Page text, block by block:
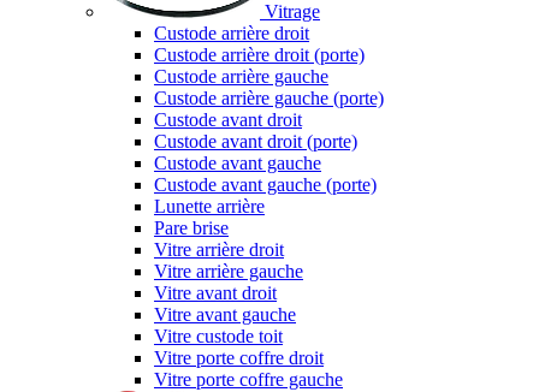
Vitrage
Custode arrière droit
Custode arrière droit (porte)
Custode arrière gauche
Custode arrière gauche (porte)
Custode avant droit
Custode avant droit (porte)
Custode avant gauche
Custode avant gauche (porte)
Lunette arrière
Pare brise
Vitre arrière droit
Vitre arrière gauche
Vitre avant droit
Vitre avant gauche
Vitre custode toit
Vitre porte coffre droit
Vitre porte coffre gauche